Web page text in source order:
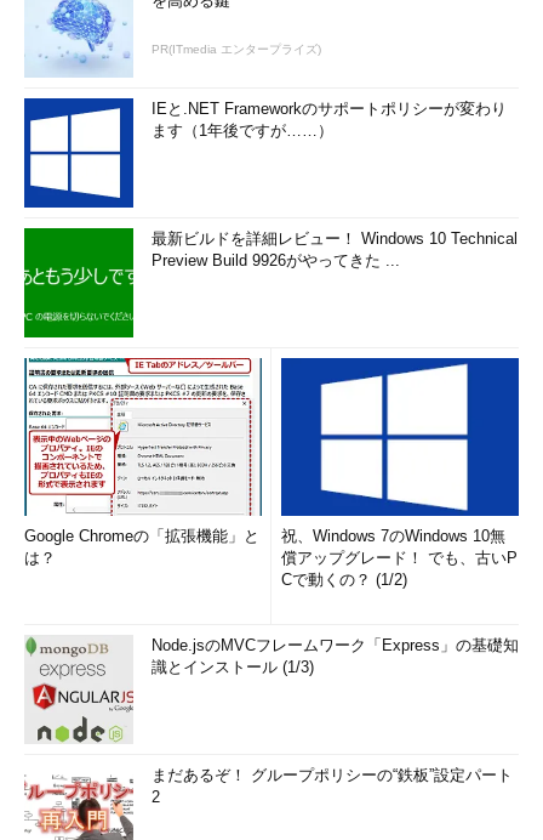
PR(ITmedia エンタープライズ)
IEと.NET Frameworkのサポートポリシーが変わり
ます（1年後ですが……）
最新ビルドを詳細レビュー！ Windows 10 Technical
Preview Build 9926がやってきた ...
Google Chromeの「拡張機能」と
は？
祝、Windows 7のWindows 10無
償アップグレード！ でも、古いP
Cで動くの？ (1/2)
Node.jsのMVCフレームワーク「Express」の基礎知
識とインストール (1/3)
まだあるぞ！ グループポリシーの“鉄板”設定パート
2